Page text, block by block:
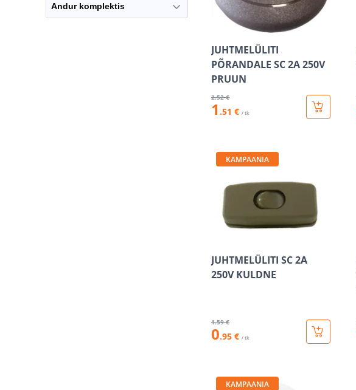
JUHTMELÜLITI
PÕRANDALE SC 2A 250V
PRUUN
2.52 €
1 .51 € / tk
KAMPAANIA
JUHTMELÜLITI SC 2A
250V KULDNE
1.59 €
0.95 € / tk
KAMPAANIA
Andur komplektis